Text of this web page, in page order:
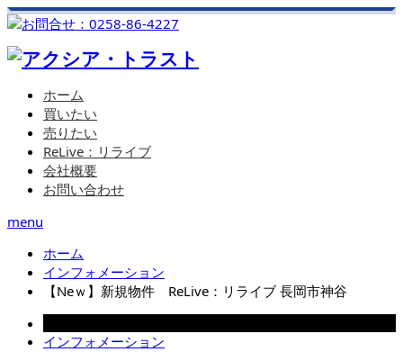
ホーム
買いたい
売りたい
ReLive：リライブ
会社概要
お問い合わせ
menu
ホーム
インフォメーション
【Neｗ】新規物件 ReLive：リライブ 長岡市神谷
インフォメーション